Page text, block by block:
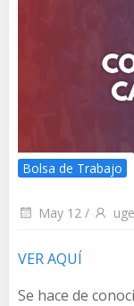
Bolsa de Trabajo
May 12 /
VER AQUÍ
Se hace de